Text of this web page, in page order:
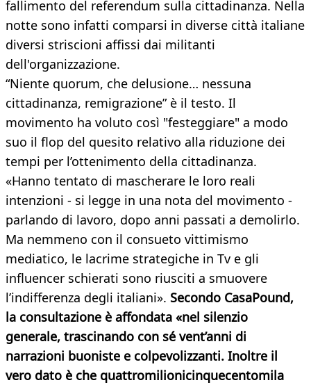
fallimento del referendum sulla cittadinanza. Nella
notte sono infatti comparsi in diverse città italiane
diversi striscioni affissi dai militanti
dell'organizzazione.
“Niente quorum, che delusione… nessuna
cittadinanza, remigrazione” è il testo. Il
movimento ha voluto così "festeggiare" a modo
suo il flop del quesito relativo alla riduzione dei
tempi per l’ottenimento della cittadinanza.
«Hanno tentato di mascherare le loro reali
intenzioni - si legge in una nota del movimento -
parlando di lavoro, dopo anni passati a demolirlo.
Ma nemmeno con il consueto vittimismo
mediatico, le lacrime strategiche in Tv e gli
influencer schierati sono riusciti a smuovere
l’indifferenza degli italiani». Secondo CasaPound,
la consultazione è affondata «nel silenzio
generale, trascinando con sé vent’anni di
narrazioni buoniste e colpevolizzanti. Inoltre il
vero dato è che quattromilionicinquecentomila